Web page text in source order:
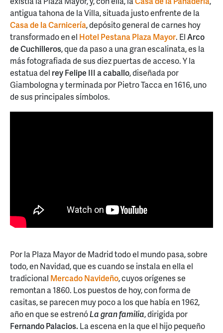
antigua tahona de la Villa, situada justo enfrente de la
Casa de la Carnicería, depósito general de carnes hoy
transformado en el Hotel Pestana Plaza Mayor. ElArco
de Cuchilleros, que da paso a una gran escalinata, es la
más fotografiada de sus diez puertas de acceso. Y la
estatua del rey Felipe III a caballo, diseñada por
Giambologna y terminada por Pietro Tacca en 1616, uno
de sus principales símbolos.
Por la Plaza Mayor de Madrid todo el mundo pasa, sobre
todo, en Navidad, que es cuando se instala en ella el
tradicional Mercado Navideño, cuyos orígenes se
remontan a 1860. Los puestos de hoy, con forma de
casitas, se parecen muy poco a los que había en 1962,
año en que se estrenóLa gran familia, dirigida por
Fernando Palacios. La escena en la que el hijo pequeño